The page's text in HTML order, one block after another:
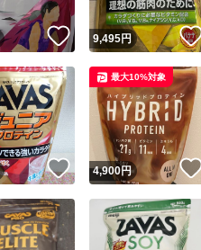
いいね！
9,495円
いいね！
4,900円
最大10%対象